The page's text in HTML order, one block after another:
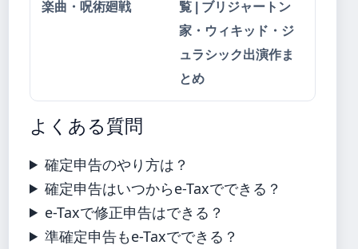
楽曲・呪術廻戦
覧 | ブリジャートン
家・ウィキッド・ジ
ュラシック出演作ま
とめ
よくある質問
確定申告のやり方は？
確定申告はいつからe-Taxでできる？
e-Taxで修正申告はできる？
準確定申告もe-Taxでできる？